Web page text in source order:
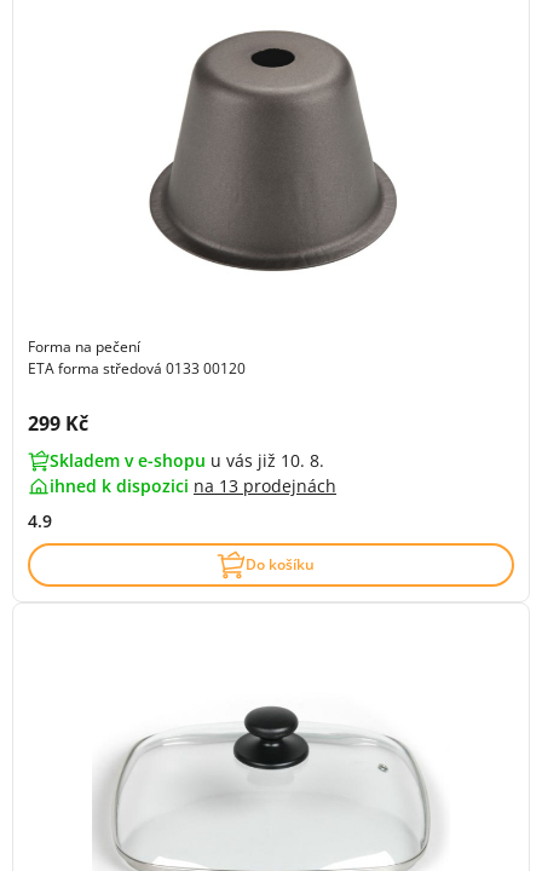
Forma na pečení
ETA forma středová 0133 00120
Cena s DPH:
299 Kč
Skladem v e-shopu u vás již 10. 8.
ihned k dispozici na 13 prodejnách
4.9
Do košíku